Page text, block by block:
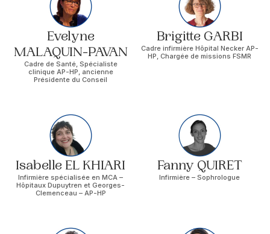
Evelyne
MALAQUIN-PAVAN
Cadre de Santé, Spécialiste
clinique AP-HP, ancienne
Présidente du Conseil
Brigitte GARBI
Cadre infirmière Hôpital Necker AP-
HP, Chargée de missions FSMR
Isabelle EL KHIARI
Infirmière spécialisée en MCA –
Hôpitaux Dupuytren et Georges-
Clemenceau – AP-HP
Fanny QUIRET
Infirmière – Sophrologue